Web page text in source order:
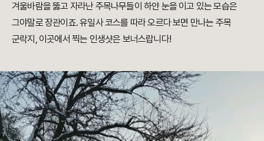
겨울바람을 뚫고 자라난 주목나무들이 하얀 눈을 이고 있는 모습은
그야말로 장관이죠. 유일사 코스를 따라 오르다 보면 만나는 주목
군락지, 이곳에서 찍는 인생샷은 보너스랍니다!